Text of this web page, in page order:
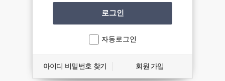
자동로그인
아이디 비밀번호 찾기 회원 가입